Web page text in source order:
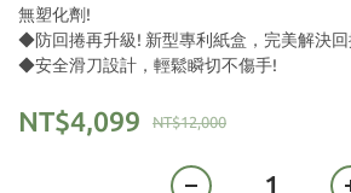
無塑化劑!
◆防回捲再升級! 新型專利紙盒，完美解決回
◆安全滑刀設計，輕鬆瞬切不傷手!
NT$12,000
NT$4,099